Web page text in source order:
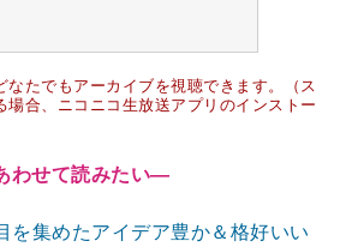
たでもアーカイブを視聴できます。（ス
場合、ニコニコ生放送アプリのインストー
わせて読みたい―
を集めたアイデア豊か＆格好いい